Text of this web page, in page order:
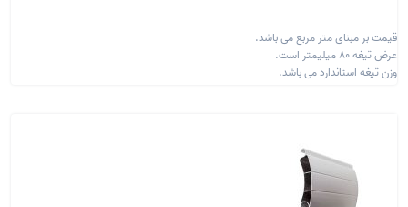
قیمت بر مبنای متر مربع می باشد.
عرض تیغه 80 میلیمتر است.
وزن تیغه استاندارد می باشد.